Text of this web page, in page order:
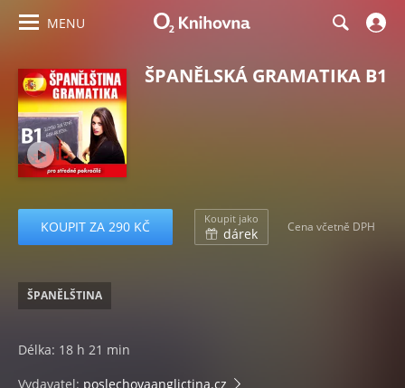
MENU
ŠPANĚLSKÁ GRAMATIKA B1
KOUPIT ZA 290 KČ Koupit jako
dárek Cena včetně DPH
ŠPANĚLŠTINA
Délka: 18 h 21 min
Vydavatel: poslechovaanglictina.cz